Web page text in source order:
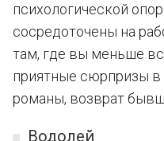
психологической
сосредоточены на
там, где вы меньше
приятные сюрпризы
романы, возврат
Водолей